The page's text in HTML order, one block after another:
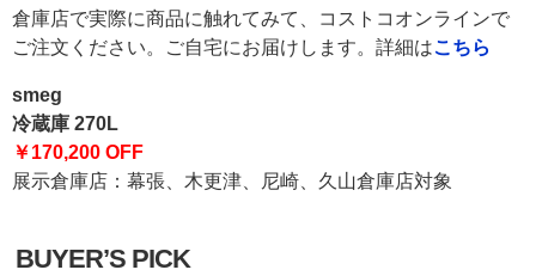
倉庫店で実際に商品に触れてみて、コストコオンラインで
ご注文ください。ご自宅にお届けします。詳細はこちら
smeg
冷蔵庫 270L
￥170,200 OFF
展示倉庫店：幕張、木更津、尼崎、久山倉庫店対象
BUYER’S PICK